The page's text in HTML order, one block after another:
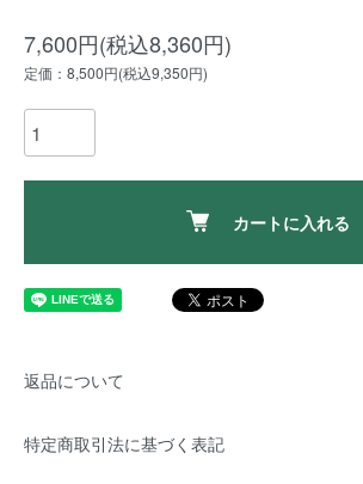
7,600円(税込8,360円)
定価：8,500円(税込9,350円)
カートに入れる
返品について
特定商取引法に基づく表記